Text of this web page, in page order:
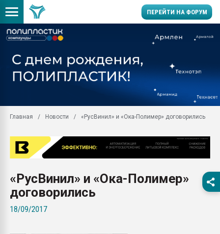
ПЕРЕЙТИ НА ФОРУМ
умельцы изготовили
Продажа готового
производство SPC
заводу пластмасс"
ППЭ
Вакуум-формовочные
ближайшее
Подмосковье, Москва
Главная Новости «РусВинил» и «Ока-Полимер» договорились
«РусВинил» и «Ока-Полимер»
договорились
18/09/2017